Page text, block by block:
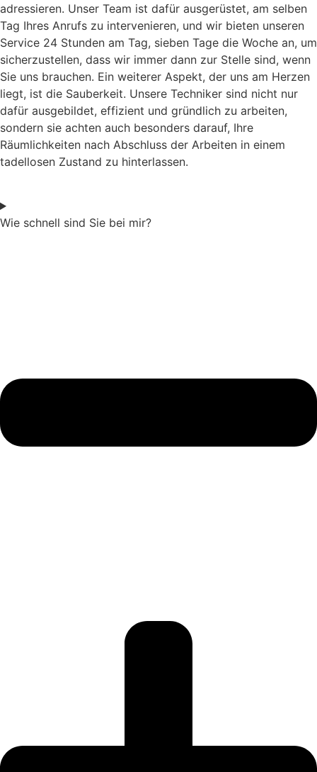
adressieren. Unser Team ist dafür ausgerüstet, am selben
Tag Ihres Anrufs zu intervenieren, und wir bieten unseren
Service 24 Stunden am Tag, sieben Tage die Woche an, um
sicherzustellen, dass wir immer dann zur Stelle sind, wenn
Sie uns brauchen. Ein weiterer Aspekt, der uns am Herzen
liegt, ist die Sauberkeit. Unsere Techniker sind nicht nur
dafür ausgebildet, effizient und gründlich zu arbeiten,
sondern sie achten auch besonders darauf, Ihre
Räumlichkeiten nach Abschluss der Arbeiten in einem
tadellosen Zustand zu hinterlassen.
Wie schnell sind Sie bei mir?